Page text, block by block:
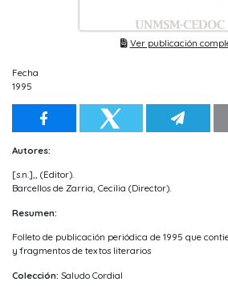
Ver publicación
Fecha
1995
Autores:
[s.n.],, (Editor).
Barcellos de Zarria, Cecilia (Director).
Resumen:
Folleto de publicación periódica de 1995 que
y fragmentos de textos literarios
Colección: Saludo Cordial